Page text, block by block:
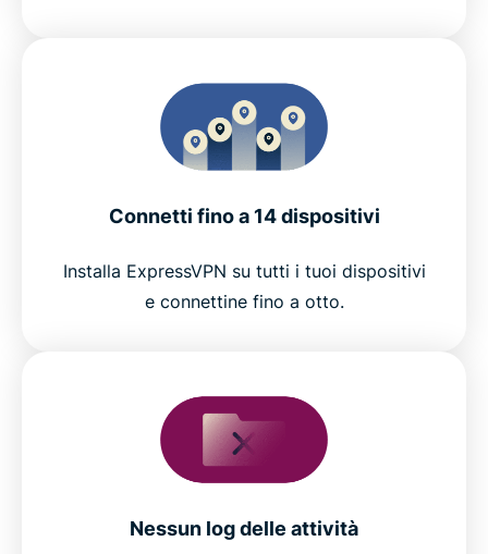
Connetti fino a 14 dispositivi
Installa ExpressVPN su tutti i tuoi dispositivi
e connettine fino a otto.
Nessun log delle attività